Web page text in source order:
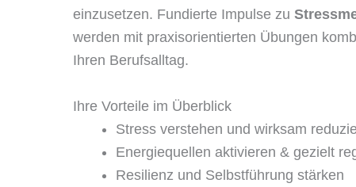
einzusetzen. Fundierte Impulse zu
werden mit praxisorientierten Übungen
Ihren Berufsalltag.
Ihre Vorteile im Überblick
Stress verstehen und wirksam
Energiequellen aktivieren & gezielt
Resilienz und Selbstführung stärken